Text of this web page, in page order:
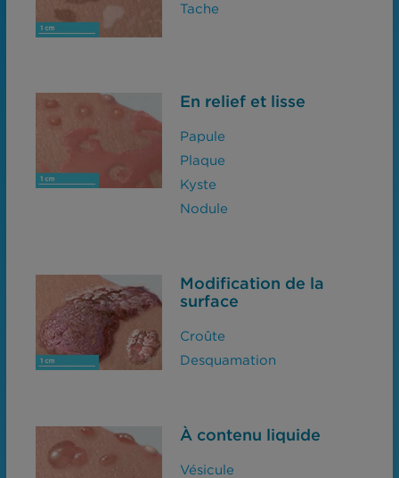
Tache
En relief et lisse
Papule
Plaque
Kyste
Nodule
Modification de la
surface
Croûte
Desquamation
À contenu liquide
Vésicule